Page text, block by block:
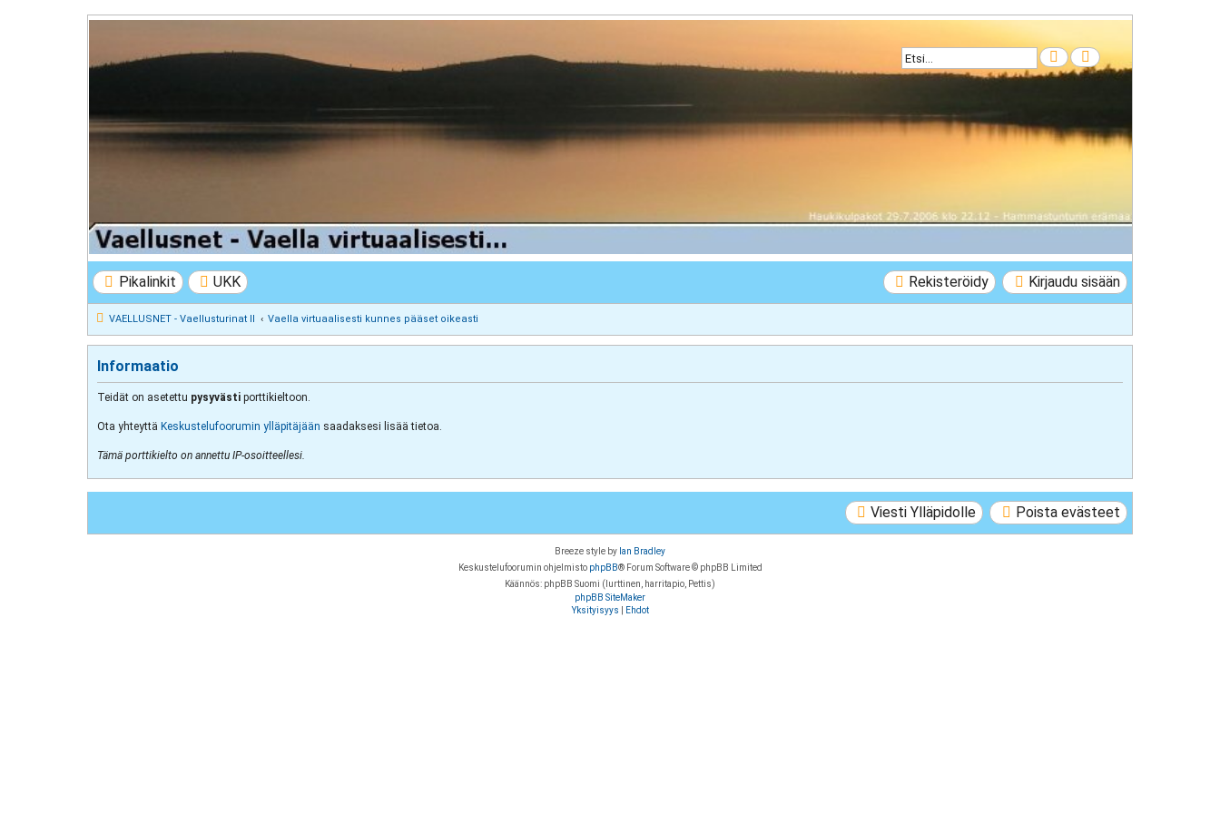
Etsi Tarkennettu haku
VAELLUSNET - Vaellusturinat II
Keskustelua vaeltamisesta ja Lapista
Pikalinkit UKK Kirjaudu sisään
Rekisteröidy
VAELLUSNET - Vaellusturinat II Vaella virtuaalisesti kunnes pääset oikeasti
Informaatio
Teidät on asetettu pysyvästi porttikieltoon.
Ota yhteyttä Keskustelufoorumin ylläpitäjään saadaksesi lisää tietoa.
Tämä porttikielto on annettu IP-osoitteellesi.
Poista evästeet
Viesti Ylläpidolle
Breeze style by Ian Bradley
Keskustelufoorumin ohjelmisto phpBB® Forum Software © phpBB Limited
Käännös: phpBB Suomi (lurttinen, harritapio, Pettis)
phpBB SiteMaker
Yksityisyys
Ehdot